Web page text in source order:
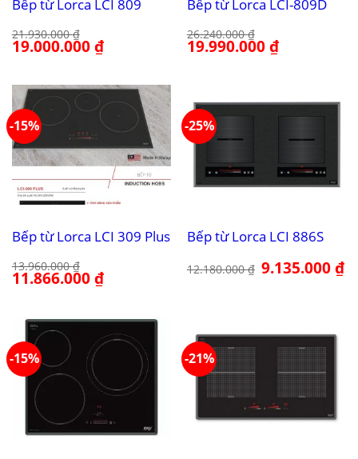
Bếp từ Lorca LCI 809
21.930.000₫
Giá
gốc
19.000.000₫Giá
hiện
19.000.000 ₫.
Bếp từ Lorca LCI-809D
26.240.000₫
Giá
gốc
19.990.000₫Giá
hiện
-15%
Bếp từ Lorca LCI 309 Plus
13.960.000₫
Giá
gốc
11.866.000₫Giá
hiện
11.866.000 ₫.
-25%
Bếp từ Lorca LCI 886S
12.180.000₫ Giá
gốc
9.135.000₫
-15% -21%